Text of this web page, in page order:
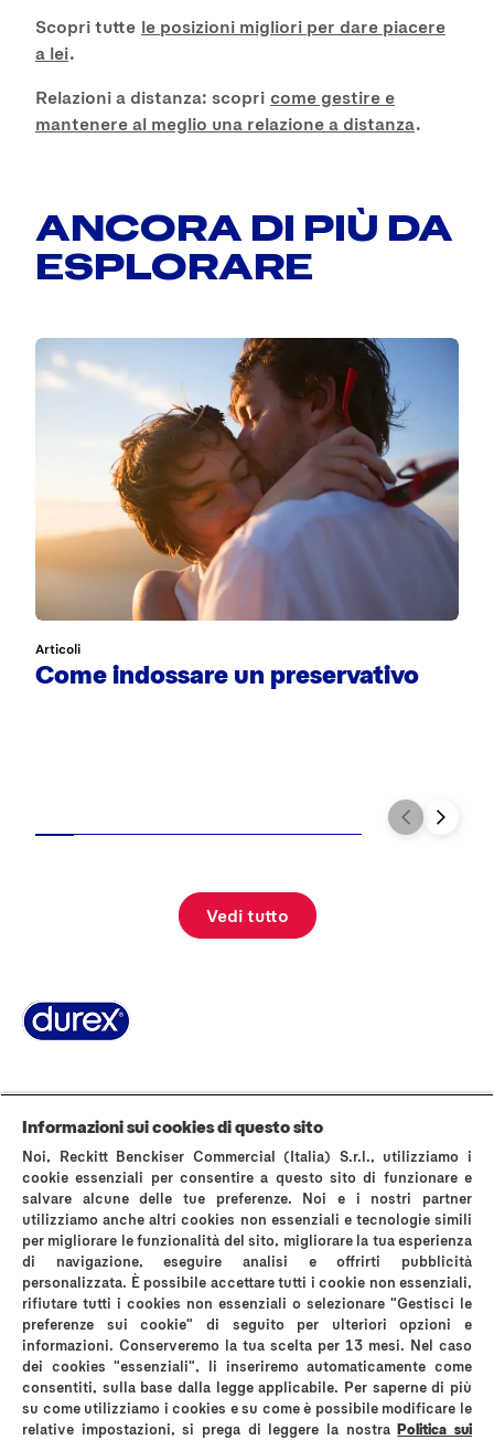
Scopri tutte le posizioni migliori per dare piacere
a lei.
Relazioni a distanza: scopri come gestire e
mantenere al meglio una relazione a distanza.
ANCORA DI PIÙ DA
ESPLORARE
Articoli
Come indossare un preservativo
Vedi tutto
La storia di DurexDomande FrequentiArea stampa
Contattaci
Politica sui cookiesAvviso sulla Privacy
Termini & Condizioni di Utilizzo del Sito Web
Privacy A luci acceseInformativa privacy instagram
Mappa del sito
*comparati con i normali preservativi in lattice Durex
Reckitt Benckiser Healthcare (Italia) S.p.A
Via G. Spadolini, n. 7 – 20141 Milano
Informazioni sui cookies di questo sito
Noi, Reckitt Benckiser Commercial (Italia) S.r.l., utilizziamo i
cookie essenziali per consentire a questo sito di funzionare e
salvare alcune delle tue preferenze. Noi e i nostri partner
utilizziamo anche altri cookies non essenziali e tecnologie simili
per migliorare le funzionalità del sito, migliorare la tua esperienza
di navigazione, eseguire analisi e offrirti pubblicità
personalizzata. È possibile accettare tutti i cookie non essenziali,
rifiutare tutti i cookies non essenziali o selezionare "Gestisci le
preferenze sui cookie" di seguito per ulteriori opzioni e
informazioni. Conserveremo la tua scelta per 13 mesi. Nel caso
dei cookies "essenziali", li inseriremo automaticamente come
consentiti, sulla base dalla legge applicabile. Per saperne di più
su come utilizziamo i cookies e su come è possibile modificare le
relative impostazioni, si prega di leggere la nostraPolitica sui